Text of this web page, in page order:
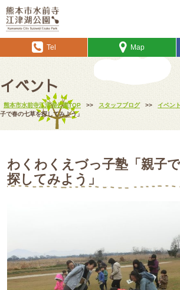
Tel Map
イベント
熊本市水前寺江津湖公園TOP >> スタッフブログ >> イベント
子で春の七草を探してみよう」
わくわくえづっ子塾「親子
探してみよう」